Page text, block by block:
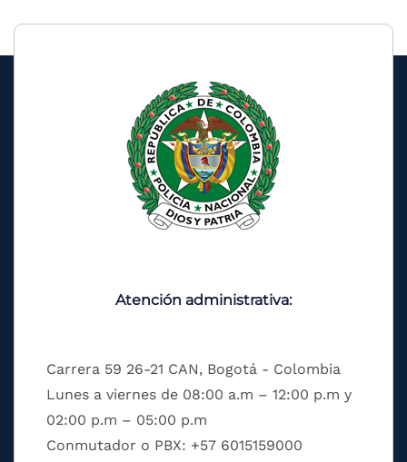
Atención administrativa:
Carrera 59 26-21 CAN, Bogotá - Colombia
Lunes a viernes de 08:00 a.m – 12:00 p.m y
02:00 p.m – 05:00 p.m
Conmutador o PBX: +57 6015159000